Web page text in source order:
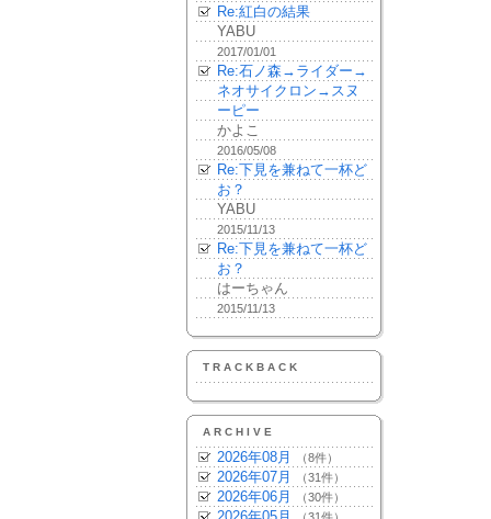
Re:紅白の結果
YABU
2017/01/01
Re:石ノ森→ライダー→
ネオサイクロン→スヌ
ーピー
かよこ
2016/05/08
Re:下見を兼ねて一杯ど
お？
YABU
2015/11/13
Re:下見を兼ねて一杯ど
お？
はーちゃん
2015/11/13
TRACKBACK
ARCHIVE
2026年08月 （8件）
2026年07月 （31件）
2026年06月 （30件）